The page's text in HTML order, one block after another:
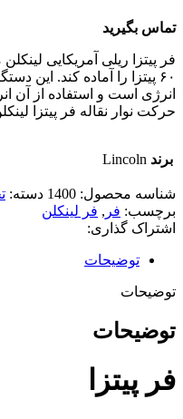
تماس بگیرید
فر پیتزا ریلی آمریکایی
۶۰ پیتزا را آماده کند.
انرژی است و استفاده از
حرکت نوار نقاله فر پیتزا لینکلن
برند Lincoln
شناسه محصول: 1400 دسته:
برچسب: فر , فر لینکلن
اشتراک گذاری:
توضیحات
توضیحات
توضیحات
فر پیتزا